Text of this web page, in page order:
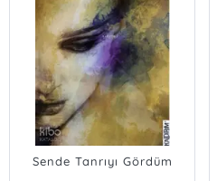
Sende Tanrıyı Gördüm